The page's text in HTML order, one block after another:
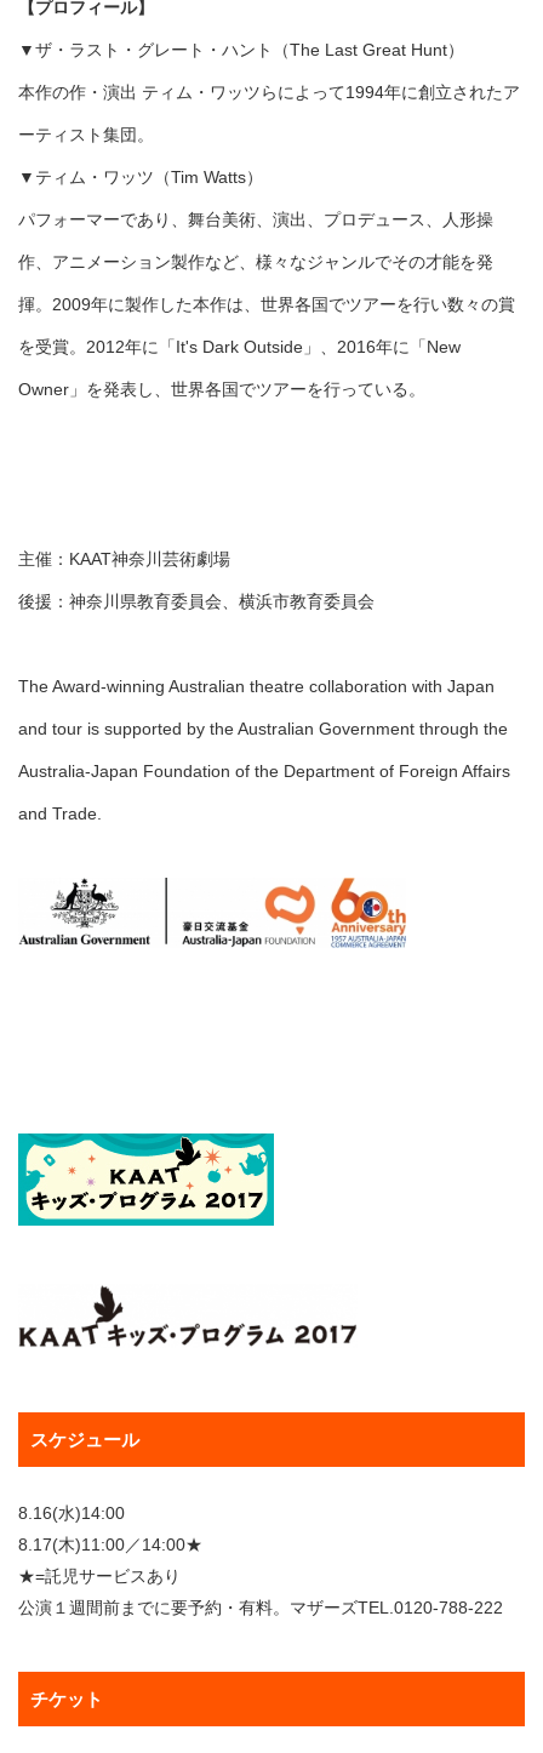
【プロフィール】
▼ザ・ラスト・グレート・ハント（The Last Great Hunt）
本作の作・演出 ティム・ワッツらによって1994年に創立されたア
ーティスト集団。
▼ティム・ワッツ（Tim Watts）
パフォーマーであり、舞台美術、演出、プロデュース、人形操
作、アニメーション製作など、様々なジャンルでその才能を発
揮。2009年に製作した本作は、世界各国でツアーを行い数々の賞
を受賞。2012年に「It's Dark Outside」、2016年に「New
Owner」を発表し、世界各国でツアーを行っている。
主催：KAAT神奈川芸術劇場
後援：神奈川県教育委員会、横浜市教育委員会
The Award-winning Australian theatre collaboration with Japan
and tour is supported by the Australian Government through the
Australia-Japan Foundation of the Department of Foreign Affairs
and Trade.
スケジュール
8.16(水)14:00
8.17(木)11:00／14:00★
★=託児サービスあり
公演１週間前までに要予約・有料。マザーズTEL.0120-788-222
チケット